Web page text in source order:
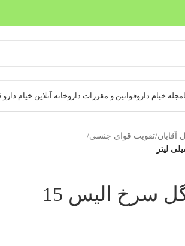
مجله خیام داروقوانین و مقررات داروخانه آنلاین خیام دارو 1405
آقایان/تقویت قوای جنسی/
قطره گیاهی گل سرخ الیس 15